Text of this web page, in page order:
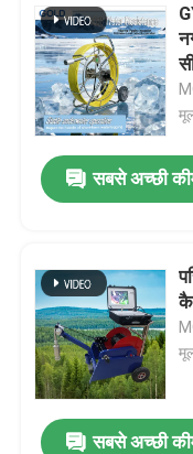
हमसे संपर्क करें
एक बोली का अनुरोध
भूभौतिकीय अन्वेषण
जियोफिजिकल वेल
बोरहोल निरीक्षण कैमरा
बोरहोल जल स्तर मीटर
सबसे अच्छी
सबसे अच्छी